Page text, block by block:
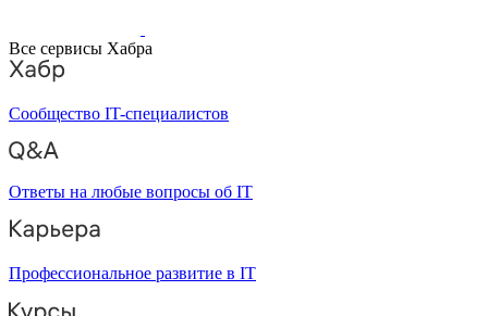
Все сервисы Хабра
Сообщество IT-специалистов
Ответы на любые вопросы об IT
Профессиональное развитие в IT